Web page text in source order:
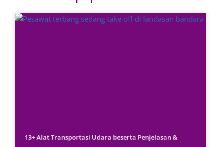
13+ Alat Transportasi Udara beserta Penjelasan &